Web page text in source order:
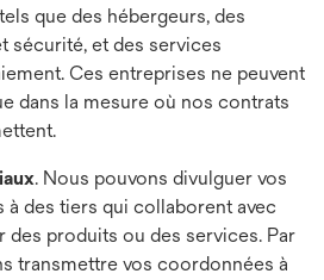
que des hébergeurs, des
sécurité, et des services
Ces entreprises ne peuvent
dans la mesure où nos contrats
. Nous pouvons divulguer vos
à des tiers qui collaborent avec
des produits ou des services. Par
transmettre vos coordonnées à